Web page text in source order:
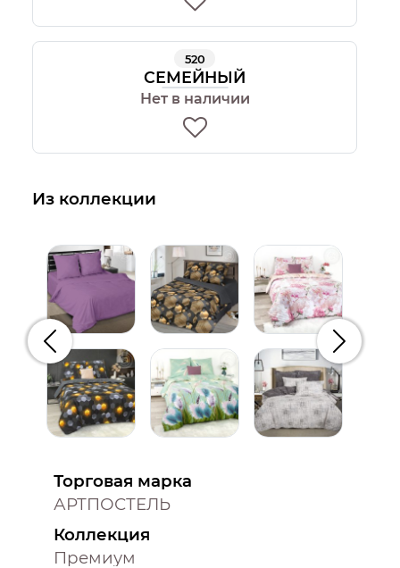
520
СЕМЕЙНЫЙ
Нет в наличии
Из коллекции
Предыдущий
Торговая марка
АРТПОСТЕЛЬ
Коллекция
Премиум